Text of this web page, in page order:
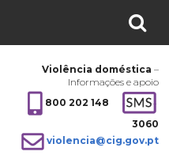
Violência doméstica –
Informações e apoio
800 202 148
3060
violencia@cig.gov.pt